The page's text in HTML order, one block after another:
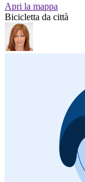
Apri la mappa
Bicicletta da città